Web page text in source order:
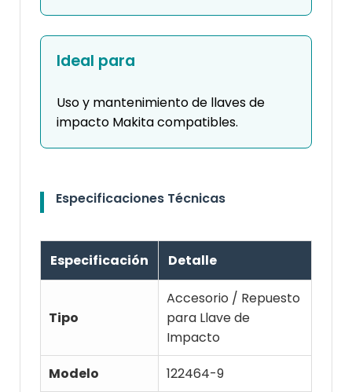
Ideal para
Uso y mantenimiento de llaves de
impacto Makita compatibles.
Especificaciones Técnicas
Especificación Detalle
Tipo
Accesorio / Repuesto
para Llave de
Impacto
Modelo
122464-9